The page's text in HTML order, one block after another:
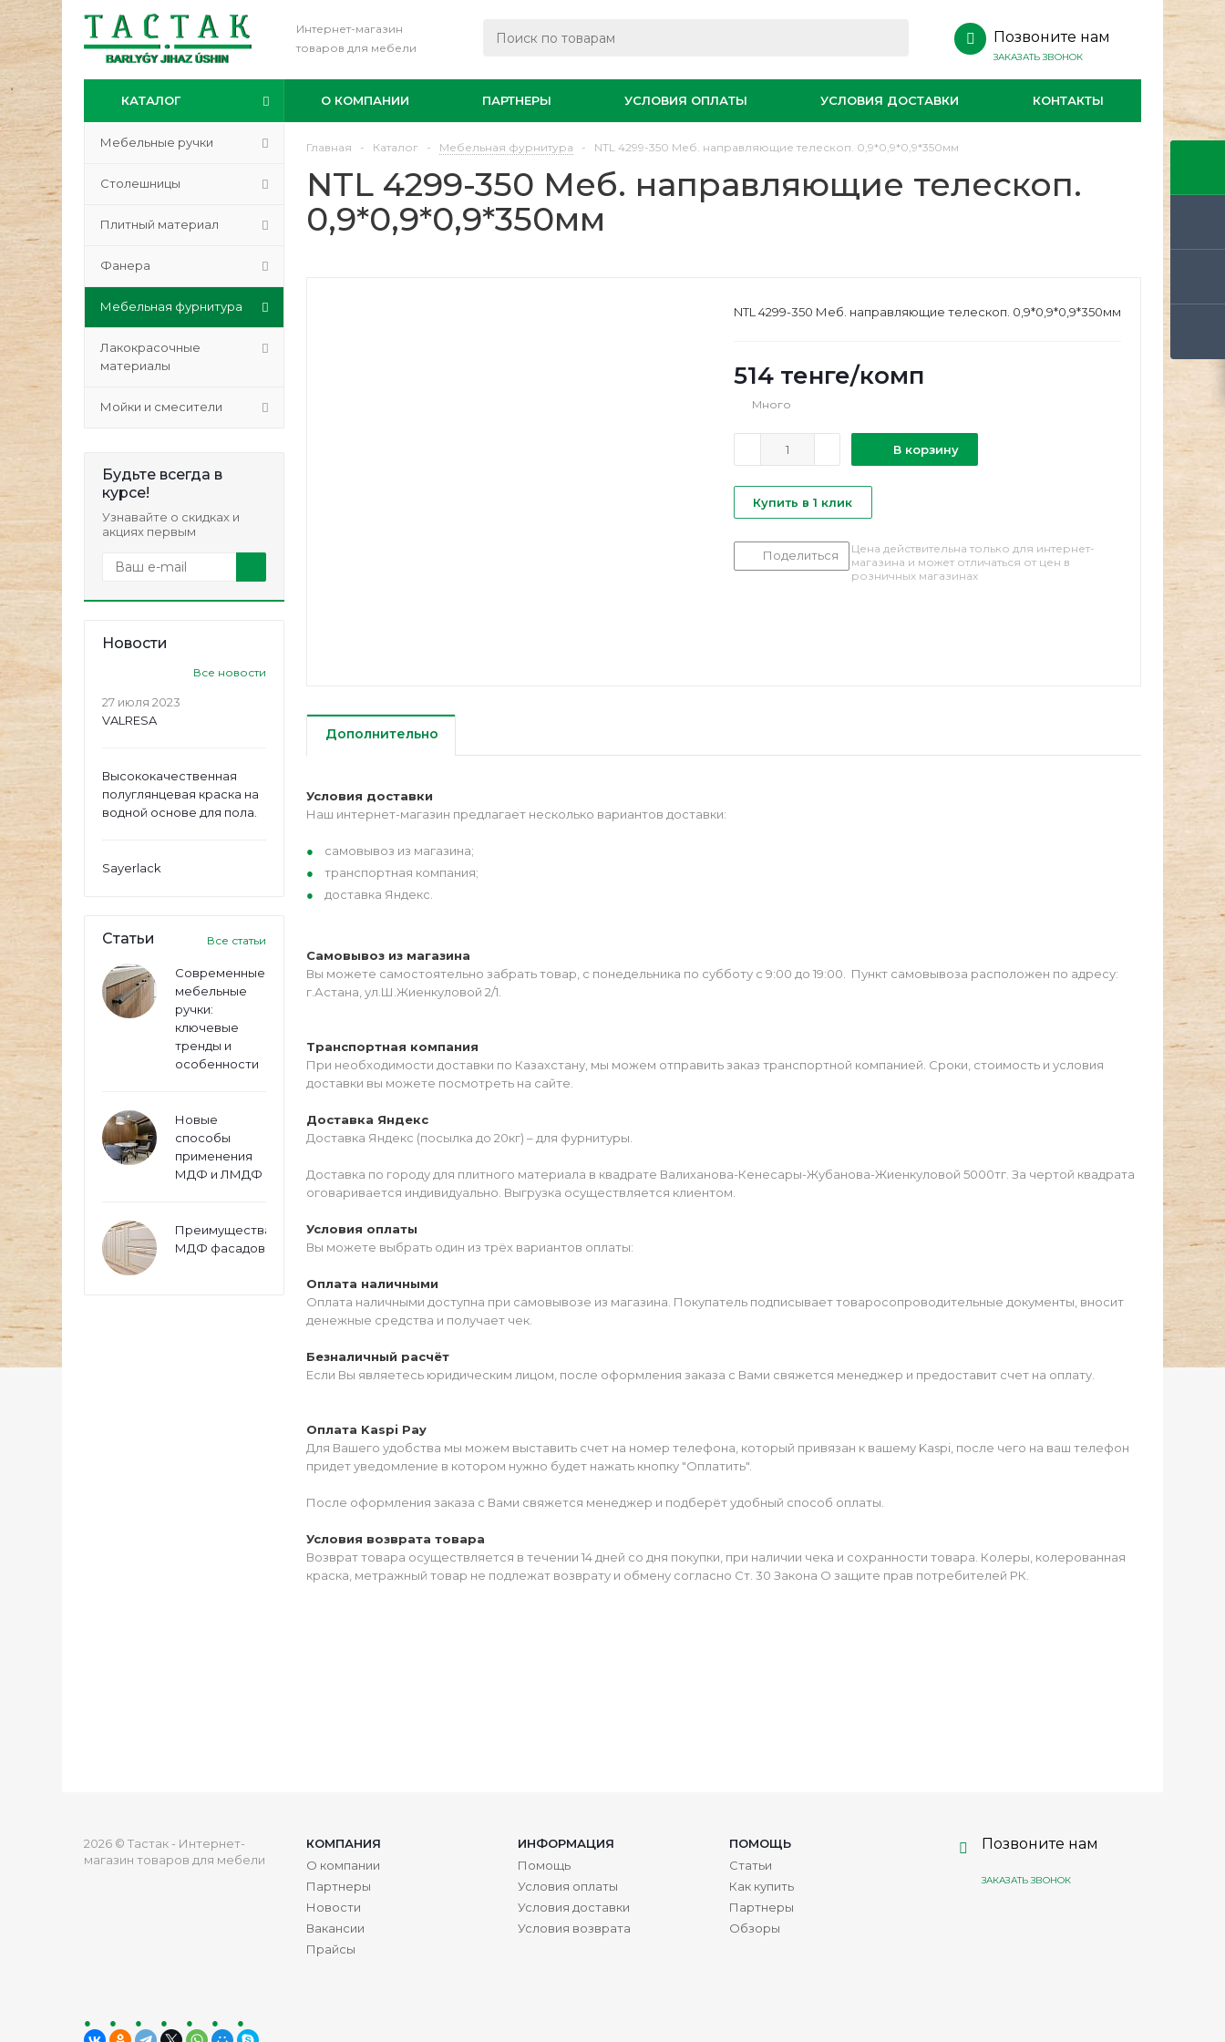
Интернет-магазин
товаров для мебели
Позвоните нам
ЗАКАЗАТЬ ЗВОНОК
КАТАЛОГ О КОМПАНИИ ПАРТНЕРЫ УСЛОВИЯ ОПЛАТЫ УСЛОВИЯ ДОСТАВКИ КОНТАКТЫ
Мебельные ручки
Столешницы
Плитный материал
Фанера
Мебельная фурнитура
Лакокрасочные
материалы
Мойки и смесители
Будьте всегда в
курсе!
Узнавайте о скидках и
акциях первым
Новости
Все новости
27 июля 2023
VALRESA
Высококачественная
полуглянцевая краска на
водной основе для пола.
Sayerlack
Статьи Все статьи
Современные
мебельные
ручки:
ключевые
тренды и
особенности
Новые
способы
применения
МДФ и ЛМДФ
Преимущества
МДФ фасадов
Главная - Каталог - Мебельная фурнитура - NTL 4299-350 Меб. направляющие телескоп. 0,9*0,9*0,9*350мм
NTL 4299-350 Меб. направляющие телескоп.
0,9*0,9*0,9*350мм
NTL 4299-350 Меб. направляющие телескоп. 0,9*0,9*0,9*350мм
514 тенге/комп
Много
В корзину
Купить в 1 клик
Поделиться
Цена действительна только для интернет-
магазина и может отличаться от цен в
розничных магазинах
Дополнительно
Условия доставки
Наш интернет-магазин предлагает несколько вариантов доставки:
самовывоз из магазина;
транспортная компания;
доставка Яндекс.
Самовывоз из магазина
Вы можете самостоятельно забрать товар, с понедельника по субботу с 9:00 до 19:00. Пункт самовывоза расположен по адресу:
г.Астана, ул.Ш.Жиенкуловой 2/1.
Транспортная компания
При необходимости доставки по Казахстану, мы можем отправить заказ транспортной компанией. Сроки, стоимость и условия
доставки вы можете посмотреть на сайте.
Доставка Яндекс
Доставка Яндекс (посылка до 20кг) – для фурнитуры.
Доставка по городу для плитного материала в квадрате Валиханова-Кенесары-Жубанова-Жиенкуловой 5000тг. За чертой квадрата
оговаривается индивидуально. Выгрузка осуществляется клиентом.
Условия оплаты
Вы можете выбрать один из трёх вариантов оплаты:
Оплата наличными
Оплата наличными доступна при самовывозе из магазина. Покупатель подписывает товаросопроводительные документы, вносит
денежные средства и получает чек.
Безналичный расчёт
Если Вы являетесь юридическим лицом, после оформления заказа с Вами свяжется менеджер и предоставит счет на оплату.
Оплата Kaspi Pay
Для Вашего удобства мы можем выставить счет на номер телефона, который привязан к вашему Kaspi, после чего на ваш телефон
придет уведомление в котором нужно будет нажать кнопку "Оплатить".
После оформления заказа с Вами свяжется менеджер и подберёт удобный способ оплаты.
Условия возврата товара
Возврат товара осуществляется в течении 14 дней со дня покупки, при наличии чека и сохранности товара. Колеры, колерованная
краска, метражный товар не подлежат возврату и обмену согласно Ст. 30 Закона О защите прав потребителей РК.
2026 © Тастак - Интернет-
магазин товаров для мебели
КОМПАНИЯ ИНФОРМАЦИЯ
ПОМОЩЬ
О компании
Партнеры
Новости
Вакансии
Прайсы
Помощь
Условия оплаты
Условия доставки
Условия возврата
Статьи
Как купить
Партнеры
Обзоры
Позвоните нам
ЗАКАЗАТЬ ЗВОНОК